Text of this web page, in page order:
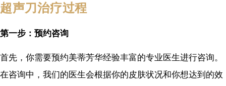
超声刀治疗过程
第一步：预约咨询
首先，你需要预约美蒂芳华经验丰富的专业医生进行咨询。
在咨询中，我们的医生会根据你的皮肤状况和你想达到的效